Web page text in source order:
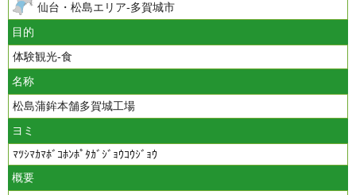
仙台・松島エリア-多賀城市
目的
体験観光-食
名称
松島蒲鉾本舗多賀城工場
ヨミ
ﾏﾂｼﾏｶﾏﾎﾞｺﾎﾝﾎﾟﾀｶﾞｼﾞｮｳｺｳｼﾞｮｳ
概要